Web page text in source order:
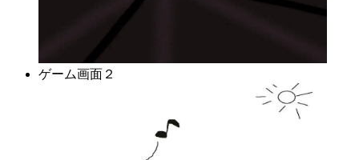
ゲーム画面２